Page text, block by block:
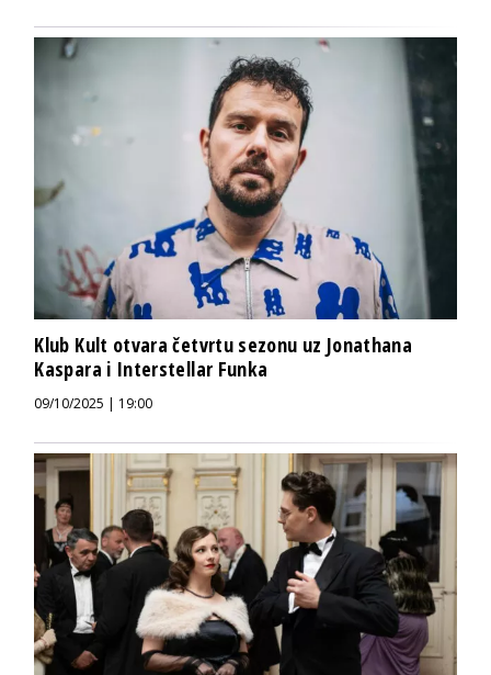
Klub Kult otvara četvrtu sezonu uz Jonathana
Kaspara i Interstellar Funka
09/10/2025 | 19:00